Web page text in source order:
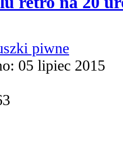
piwne
05 lipiec 2015